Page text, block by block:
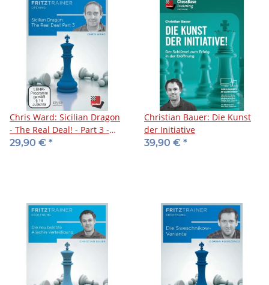
Chris Ward: Sicilian Dragon
- The Real Deal! - Part 3 -
DVD
29,90 € *
Christian Bauer: Die Kunst
der Initiative
39,90 € *